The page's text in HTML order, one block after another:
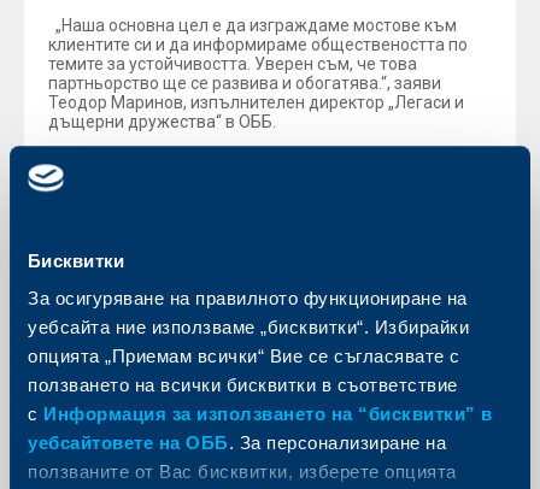
Бисквитки
За осигуряване на правилното функциониране на
уебсайта ние използваме „бисквитки“. Избирайки
опцията „Приемам всички“ Вие се съгласявате с
ползването на всички бисквитки в съответствие
с Информация за използването на “бисквитки” в
уебсайтовете на ОББ. За персонализиране на
ползваните от Вас бисквитки, изберете опцията
„Наша основна цел е да изграждаме мостове към
клиентите си и да информираме обществеността по
темите за устойчивостта. Уверен съм, че това
партньорство ще се развива и обогатява.“, заяви
Теодор Маринов, изпълнителен директор „Легаси и
дъщерни дружества“ в ОББ.
реални казуси и менторство за практическата
подготовка на студентите е наистина важна за всички
Георгиев.
В „КВС България – ESG Академия“ ще се изучават пет
основни модула: ESG управление и отчетност;
Екологичен стълб на устойчивост; Социален стълб на
устойчивост; Устойчиви финанси и Адаптация и
устойчивост към климата.
Обратно към всички новини